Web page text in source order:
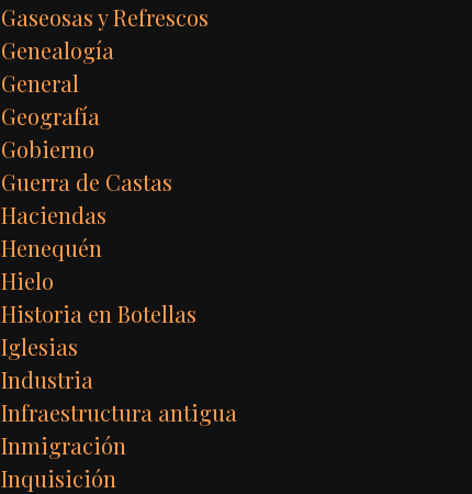
Gaseosas y Refrescos
Genealogía
General
Geografía
Gobierno
Guerra de Castas
Haciendas
Henequén
Hielo
Historia en Botellas
Iglesias
Industria
Infraestructura antigua
Inmigración
Inquisición